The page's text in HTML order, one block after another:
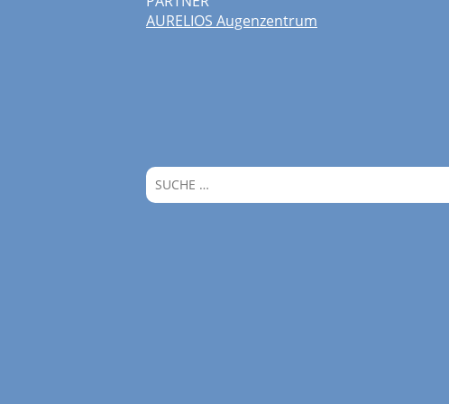
AURELIOS Augenzentrum